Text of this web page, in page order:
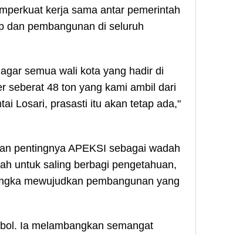
kerja sama antar pemerintah
dan pembangunan di seluruh
semua wali kota yang hadir di
seberat 48 ton yang kami ambil dari
Losari, prasasti itu akan tetap ada,"
pentingnya APEKSI sebagai wadah
untuk saling berbagi pengetahuan,
mewujudkan pembangunan yang
Ia melambangkan semangat